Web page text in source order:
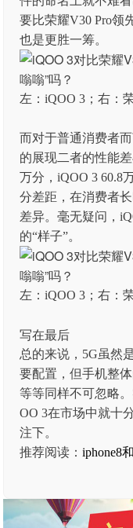
要比荣耀V30 Pro领
也是更胜一筹。
左：iQOO 3；右：
而对于普通消费者
的展现二者的性能
万分，iQOO 3 60.8
分差距，在消费者
差异。毫无疑问，
的“样子”。
左：iQOO 3；右：
写在最后
总的来说，5G虽然
要配置，但手机整
等等同样不可忽略
OO 3在市场中就十
注下。
推荐阅读：iphone8